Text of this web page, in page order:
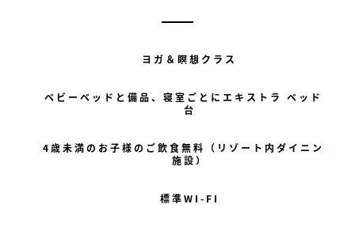
ヨガ＆瞑想クラス
ベビーベッドと備品、寝室ごとにエキストラ ベッド 1
台
4歳未満のお子様のご飲食無料（リゾート内ダイニング
施設）
標準WI-FI